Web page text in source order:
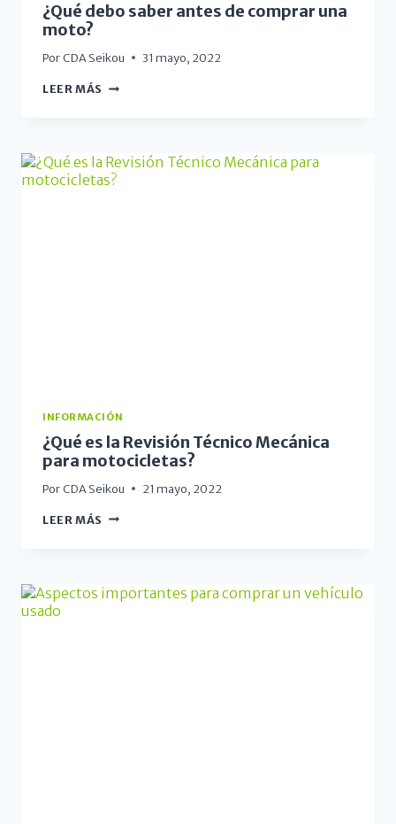
¿Qué debo saber antes de comprar una
moto?
Por CDA Seikou 31 mayo, 2022
LEER MÁS
INFORMACIÓN
¿Qué es la Revisión Técnico Mecánica
para motocicletas?
Por CDA Seikou 21 mayo, 2022
LEER MÁS